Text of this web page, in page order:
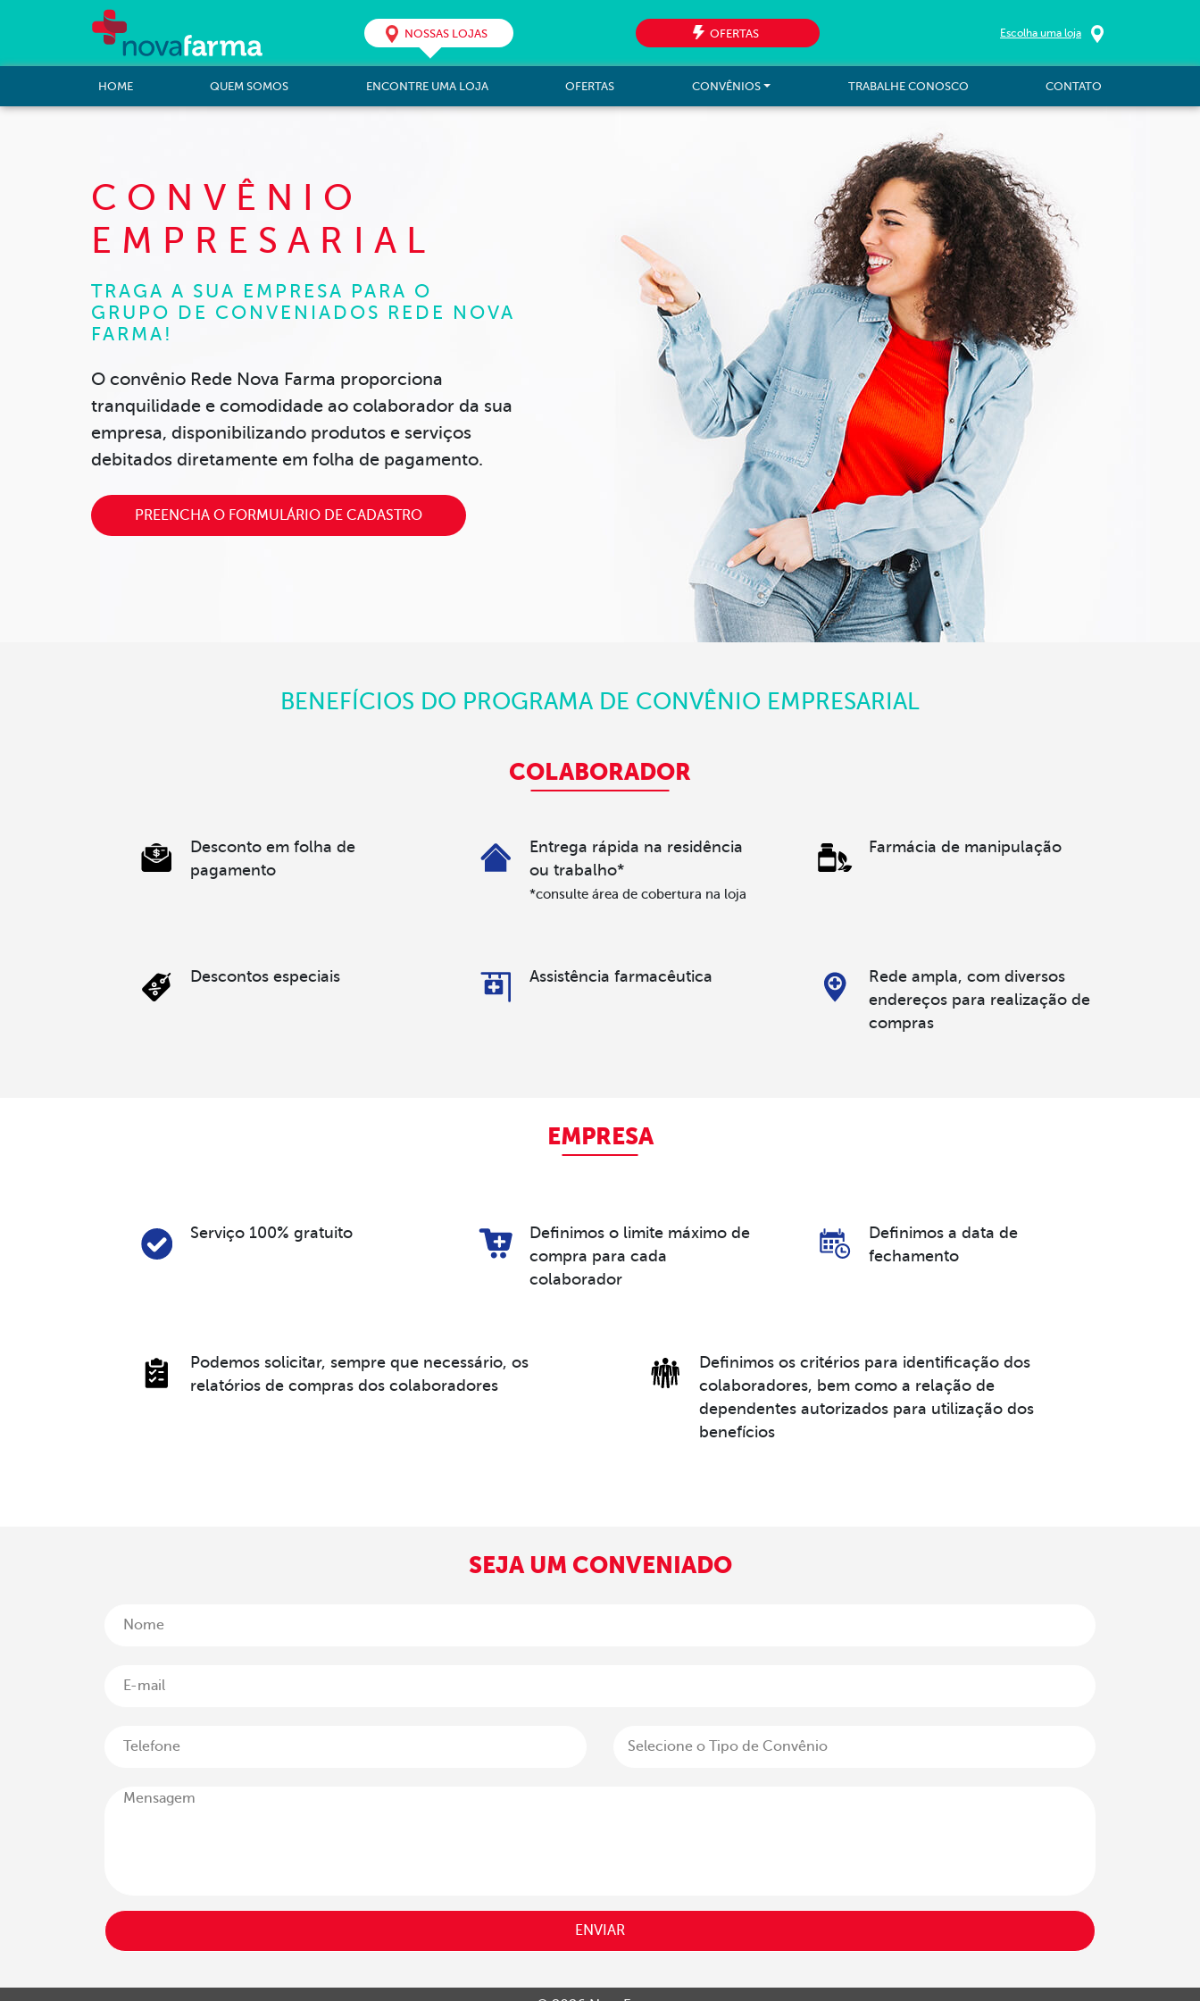
NOSSAS LOJAS OFERTAS Escolha uma loja
HOME QUEM SOMOS ENCONTRE UMA LOJA OFERTAS CONVÊNIOS TRABALHE CONOSCO CONTATO
CONVÊNIO
EMPRESARIAL
TRAGA A SUA EMPRESA PARA O
GRUPO DE CONVENIADOS REDE NOVA
FARMA!
O convênio Rede Nova Farma proporciona
tranquilidade e comodidade ao colaborador da sua
empresa, disponibilizando produtos e serviços
debitados diretamente em folha de pagamento.
PREENCHA O FORMULÁRIO DE CADASTRO
BENEFÍCIOS DO PROGRAMA DE CONVÊNIO EMPRESARIAL
COLABORADOR
Desconto em folha de
pagamento
Entrega rápida na residência
ou trabalho*
*consulte área de cobertura na loja
Farmácia de manipulação
Descontos especiais Assistência farmacêutica
Rede ampla, com diversos
endereços para realização de
compras
EMPRESA
Serviço 100% gratuito
Definimos o limite máximo de
compra para cada
colaborador
Definimos a data de
fechamento
Podemos solicitar, sempre que necessário, os
relatórios de compras dos colaboradores
Definimos os critérios para identificação dos
colaboradores, bem como a relação de
dependentes autorizados para utilização dos
benefícios
SEJA UM CONVENIADO
ENVIAR